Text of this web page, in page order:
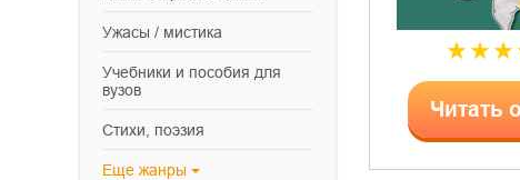
ужасы / мистика
учебники и пособия для
вузов
cтихи, поэзия
Еще жанры
Читать